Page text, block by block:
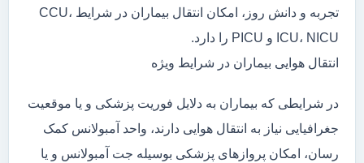
تجربه و دانش روز، امکان انتقال بیماران در شرایط CCU،
ICU، NICU و PICU را دارد.
انتقال هوایی بیماران در شرایط ویژه
در شرایطی که بیماران به دلایل فوریت پزشکی و یا موقعیت
جغرافیایی نیاز به انتقال هوایی دارند، واحد آمبولانس کمک
رسان، امکان پروازهای پزشکی بوسیله جت آمبولانس و یا